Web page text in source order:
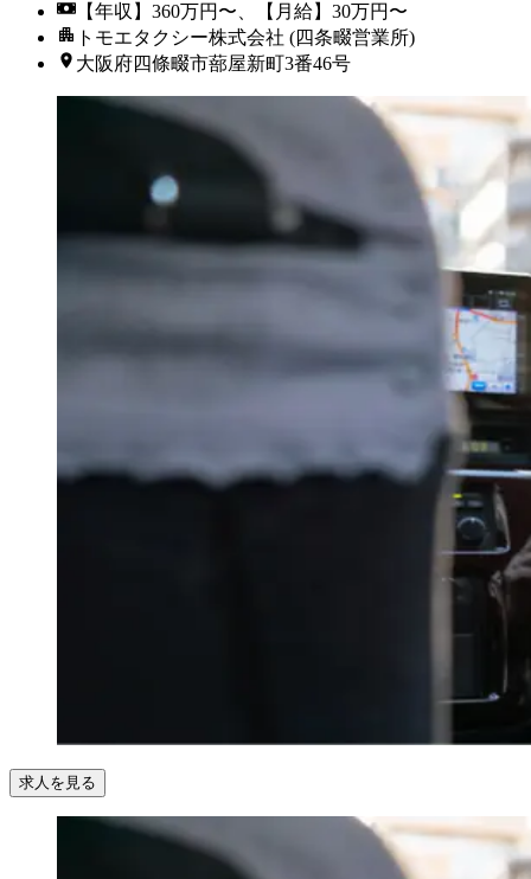
【年収】360万円〜、【月給】30万円〜
トモエタクシー株式会社 (四条畷営業所)
大阪府四條畷市蔀屋新町3番46号
求人を見る